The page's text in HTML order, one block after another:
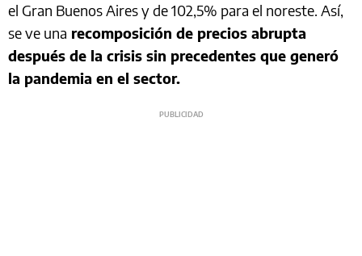
el Gran Buenos Aires y de 102,5% para el noreste. Así,
se ve una recomposición de precios abrupta
después de la crisis sin precedentes que generó
la pandemia en el sector.